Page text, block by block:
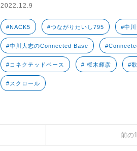
2022.12.9
#NACK5 #つながりたいし795 #中
#中川大志のConnected Base
#コネクテッドベース # 桜木輝彦 #
#スクロール
前の